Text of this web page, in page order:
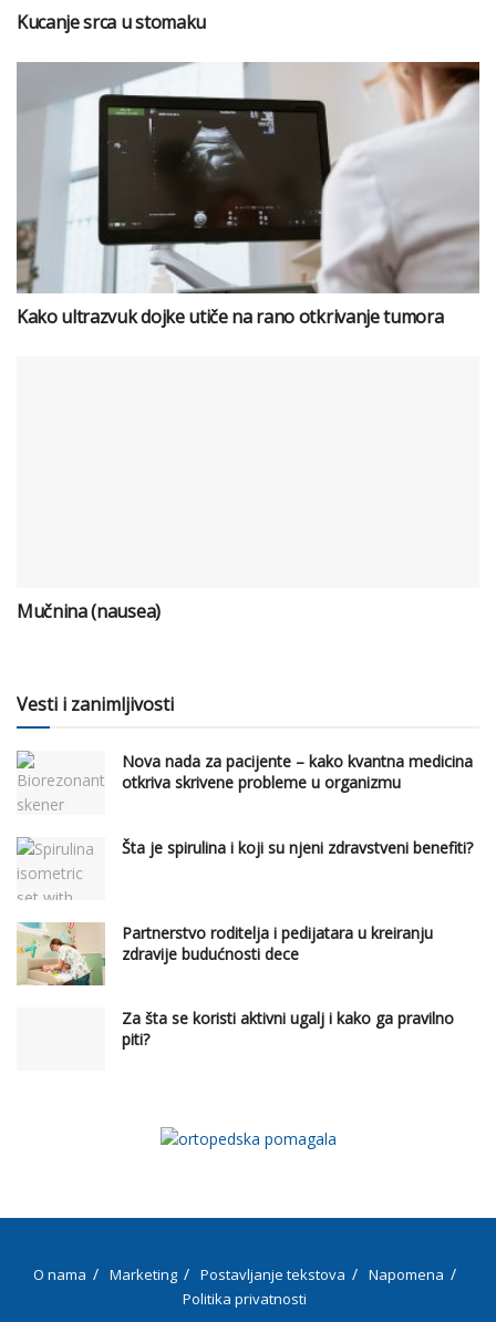
Kucanje srca u stomaku
Kako ultrazvuk dojke utiče na rano otkrivanje tumora
Mučnina (nausea)
Vesti i zanimljivosti
Nova nada za pacijente – kako kvantna medicina
otkriva skrivene probleme u organizmu
Šta je spirulina i koji su njeni zdravstveni benefiti?
Partnerstvo roditelja i pedijatara u kreiranju
zdravije budućnosti dece
Za šta se koristi aktivni ugalj i kako ga pravilno
piti?
O nama Marketing Postavljanje tekstova
Napomena
Politika privatnosti